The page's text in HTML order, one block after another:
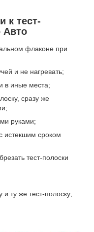
к тест-
Авто
флаконе при
и не нагревать;
в иные места;
сразу же
руками;
истекшим сроком
тест-полоски
и ту же тест-полоску;